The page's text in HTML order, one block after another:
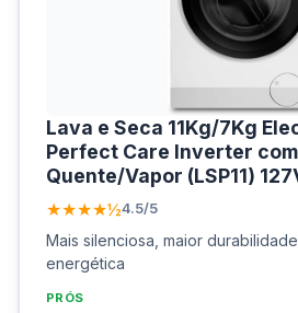
Lava e Seca 11Kg/7Kg
Perfect Care Inverter
Quente/Vapor (LSP11)
★★★★½4.5/5
Mais silenciosa, maior
energética
PRÓS